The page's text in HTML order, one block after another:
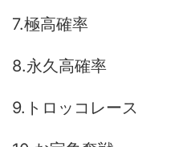
7.極高確率
8.永久高確率
9.トロッコレース